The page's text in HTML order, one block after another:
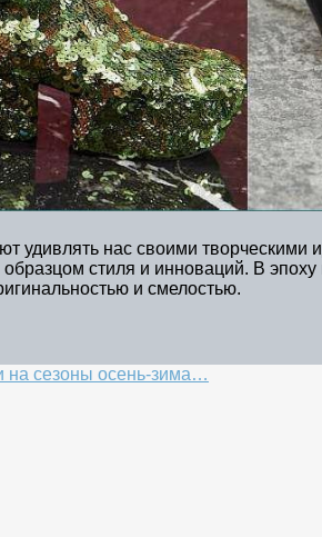
удивлять нас своими
стиля и инноваций. В
и смелостью.
на сезоны осень-зима…